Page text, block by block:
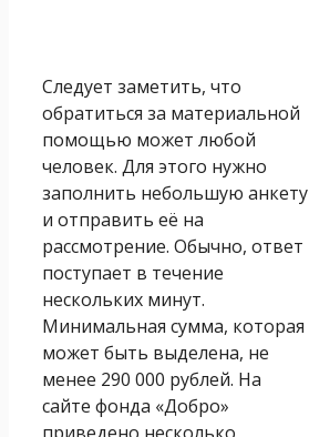
Следует заметить, что
обратиться за материальной
помощью может любой
человек. Для этого нужно
заполнить небольшую анкету
и отправить её на
рассмотрение. Обычно, ответ
поступает в течение
нескольких минут.
Минимальная сумма, которая
может быть выделена, не
менее 290 000 рублей. На
сайте фонда «Добро»